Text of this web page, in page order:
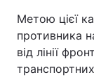
Метою цієї
противника
від лінії